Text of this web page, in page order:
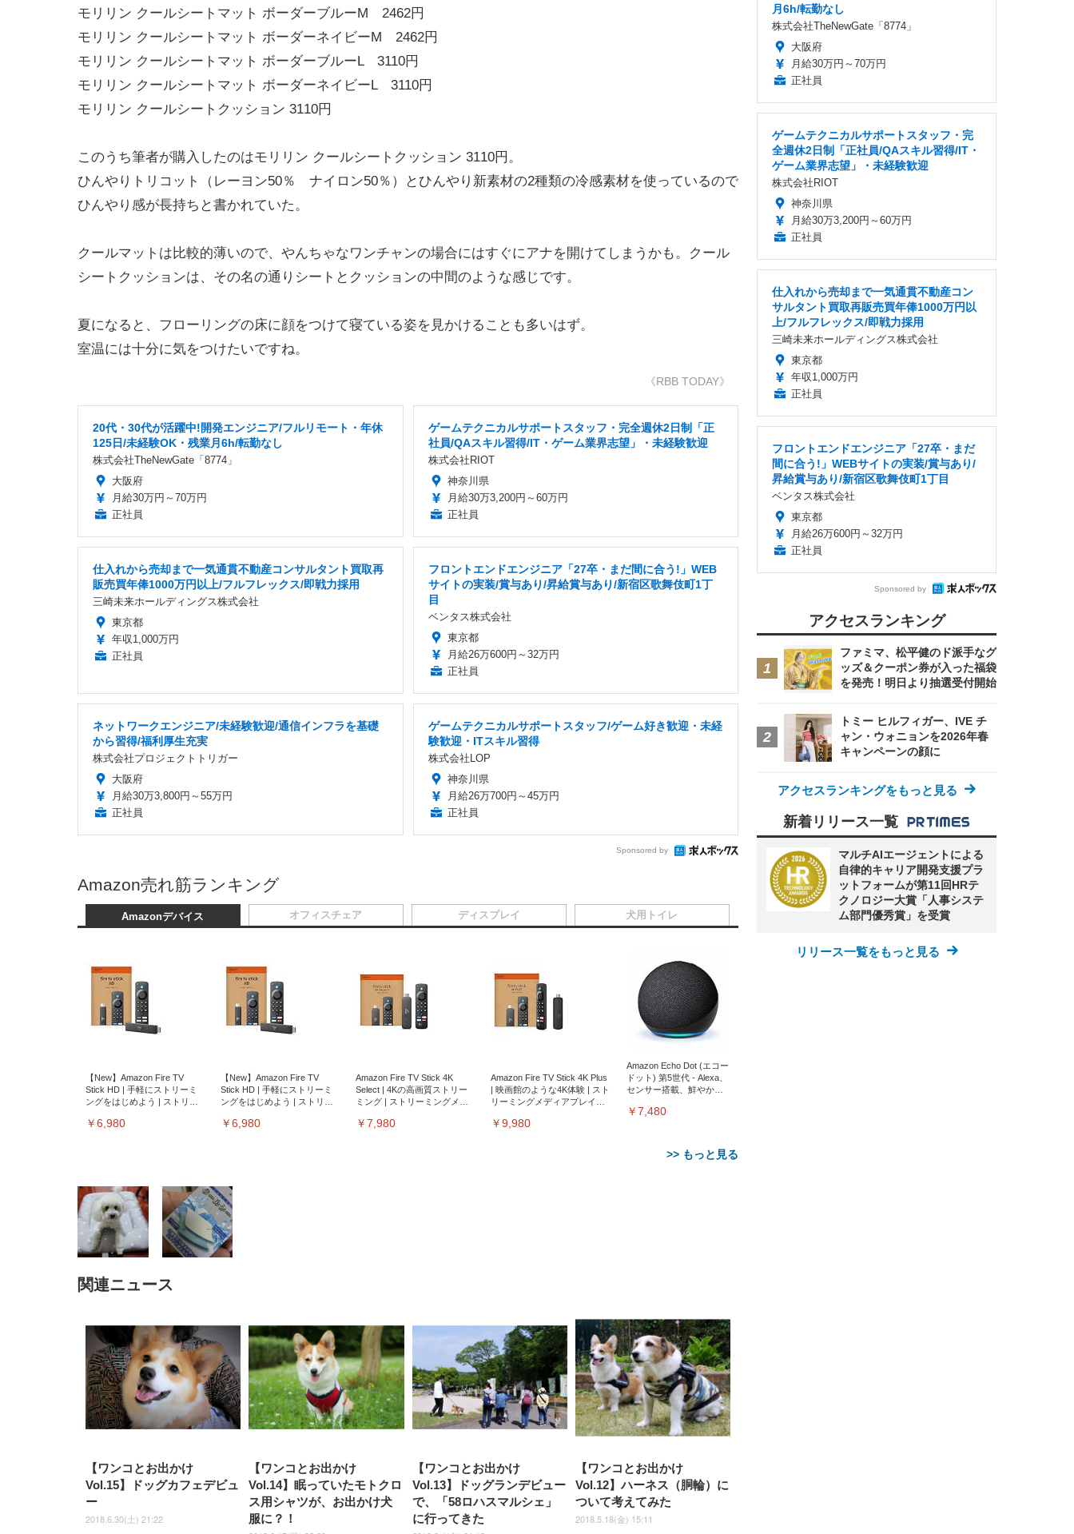
モリリン クールシートマット ボーダーブルーM 2462円
モリリン クールシートマット ボーダーネイビーM 2462円
モリリン クールシートマット ボーダーブルーL 3110円
モリリン クールシートマット ボーダーネイビーL 3110円
モリリン クールシートクッション 3110円
このうち筆者が購入したのはモリリン クールシートクッション 3110円。
ひんやりトリコット（レーヨン50％ ナイロン50％）とひんやり新素材の2種類の冷感素材を使っているので
ひんやり感が長持ちと書かれていた。
クールマットは比較的薄いので、やんちゃなワンチャンの場合にはすぐにアナを開けてしまうかも。クール
シートクッションは、その名の通りシートとクッションの中間のような感じです。
夏になると、フローリングの床に顔をつけて寝ている姿を見かけることも多いはず。
室温には十分に気をつけたいですね。
《RBB TODAY》
20代・30代が活躍中!開発エンジニア/フルリモート・年休
125日/未経験OK・残業月6h/転勤なし
株式会社TheNewGate「8774」
大阪府
月給30万円～70万円
正社員
ゲームテクニカルサポートスタッフ・完全週休2日制「正
社員/QAスキル習得/IT・ゲーム業界志望」・未経験歓迎
株式会社RIOT
神奈川県
月給30万3,200円～60万円
正社員
仕入れから売却まで一気通貫不動産コンサルタント買取再
販売買年俸1000万円以上/フルフレックス/即戦力採用
三崎未来ホールディングス株式会社
東京都
年収1,000万円
正社員
フロントエンドエンジニア「27卒・まだ間に合う!」WEB
サイトの実装/賞与あり/昇給賞与あり/新宿区歌舞伎町1丁
目
ベンタス株式会社
東京都
月給26万600円～32万円
正社員
ネットワークエンジニア/未経験歓迎/通信インフラを基礎
から習得/福利厚生充実
株式会社プロジェクトトリガー
大阪府
月給30万3,800円～55万円
正社員
ゲームテクニカルサポートスタッフ/ゲーム好き歓迎・未経
験歓迎・ITスキル習得
株式会社LOP
神奈川県
月給26万700円～45万円
正社員
Sponsored by
Amazon売れ筋ランキング
Amazonデバイス
【New】Amazon Fire TV
Stick HD | 手軽にストリーミ
ングをはじめよう | ストリー
￥6,980
【New】Amazon Fire TV
Stick HD | 手軽にストリーミ
ングをはじめよう | ストリー
￥6,980
Amazon Fire TV Stick 4K
Select | 4Kの高画質ストリー
ミング | ストリーミングメデ
￥7,980
Amazon Fire TV Stick 4K Plus
| 映画館のような4K体験 | スト
リーミングメディアプレイヤ
￥9,980
Amazon Echo Dot (エコー
ドット) 第5世代 - Alexa、
センサー搭載、鮮やかな
￥7,480
>> もっと見る
オフィスチェア
子 テレワーク 疲れない 跳ね
上げ式アームレスト コンパク
ト 約105度ロッキング pc 事務
椅子 360度回転 座面昇降 強化
ナイロン樹脂ベース 通気性メ
ッシュ 在宅ワーク H-
WY01(黒網+黒枠+黒足)
￥5,699
／デスクチェア メッシュチェ
ア 人間工学 疲れない ブラッ
ク
￥27,999
チェア 疲れない テレワーク
チェア 強化バックレスト 30
度ロッキング機能 人間工学 椅
子 腰サポート 90度跳ね上げ
式アームレスト 3Dヘッドレス
ト ハンガー付き 高反発クッシ
ョン PCチェア 通気性メッシ
ュ ゲーミング/勉強/事務用 お
しゃれ パソコンチェア (ブラ
ック)
￥7,680
チェア 疲れない テレワーク
チェア 強化バックレスト 30度
ロッキング機能 人間工学 椅子
腰サポート 90度跳ね上げ式ア
ームレスト 3Dヘッドレスト
ハンガー付き 高反発クッショ
ン PCチェア 通気性メッシュ
ゲーミング/勉強/事務用 おし
ゃれ パソコンチェア (ホワイ
ト)
￥7,680
ッシュ 通気性 ランバーサ
ポート付き 腰サポート ガ
ス圧無段階昇降 360度回
転 キャスター付き コンパ
クト 幅52×奥行58.5×高さ
84～96cm テレワーク 在
宅勤務 ブラック
￥4,139
ディスプレイ
EV3240X-WT | 31.5型4K
UHD・USB Type-C・ホワイ
￥105,595
EV2740X-WT | 27.0型4K
UHD・USB Type-C・ホワイ
ト
￥109,572
ク付き（CFI-ZDM1J）
￥49,979
ニター フル
HD（1920×1080）VA 非光
沢 HDMI/DisplayPort/VGA
スピーカー内蔵 高さ調整 ス
イベル VESA対応
ComfortView ビジネス向け
￥15,800
Gaming Monitor 24” Essential ゲ
ーミングモニター QD 24.5インチ
1ms FHD 量子ドット 残像低減 (3
年保証 | 輝点保証 | 日本メーカー)
￥34,980
犬用トイレ
ーツ 薄型 レギュラー 1回使い
捨て 無香料 ホワイト 300枚
￥3,373
ーツ 厚型 ワイド 42枚x2袋(84
枚) ホワイト(吸収面:ライトブ
ルー)
￥3,234
ツ L 中型犬用 26枚入り 単品
￥1,800
ック) 【Amazon.co.jp限定】
Smart Basic アイリスオーヤマ
ペットシーツ 超厚型 お徳用
ワイド 100枚入 (x 1) (ケース
販売)
￥3,670
シーツ 超厚型 お徳用 レギ
ュラー 200枚入
【Amazon.co.jp限定】
￥3,731
関連ニュース
【ワンコとお出かけ
Vol.15】ドッグカフェデビュ
ー
2018.6.30(土) 21:22
【ワンコとお出かけ
Vol.14】眠っていたモトクロ
ス用シャツが、お出かけ犬
服に？！
【ワンコとお出かけ
Vol.13】ドッグランデビュー
で、「58ロハスマルシェ」
に行ってきた
【ワンコとお出かけ
Vol.12】ハーネス（胴輪）に
ついて考えてみた
2018.5.18(金) 15:11
月6h/転勤なし
株式会社TheNewGate「8774」
大阪府
月給30万円～70万円
正社員
ゲームテクニカルサポートスタッフ・完
全週休2日制「正社員/QAスキル習得/IT・
ゲーム業界志望」・未経験歓迎
株式会社RIOT
神奈川県
月給30万3,200円～60万円
正社員
仕入れから売却まで一気通貫不動産コン
サルタント買取再販売買年俸1000万円以
上/フルフレックス/即戦力採用
三崎未来ホールディングス株式会社
東京都
年収1,000万円
正社員
フロントエンドエンジニア「27卒・まだ
間に合う!」WEBサイトの実装/賞与あり/
昇給賞与あり/新宿区歌舞伎町1丁目
ベンタス株式会社
東京都
月給26万600円～32万円
正社員
Sponsored by
アクセスランキング
ファミマ、松平健のド派手なグ
ッズ＆クーポン券が入った福袋
を発売！明日より抽選受付開始
トミー ヒルフィガー、IVE チ
ャン・ウォニョンを2026年春
キャンペーンの顔に
アクセスランキングをもっと見る
新着リリース一覧
マルチAIエージェントによる
自律的キャリア開発支援プラ
ットフォームが第11回HRテ
クノロジー大賞「人事システ
ム部門優秀賞」を受賞
リリース一覧をもっと見る